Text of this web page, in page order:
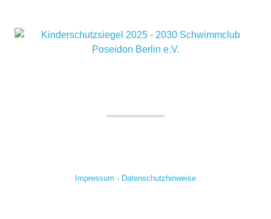
Impressum · Datenschutzhinweise